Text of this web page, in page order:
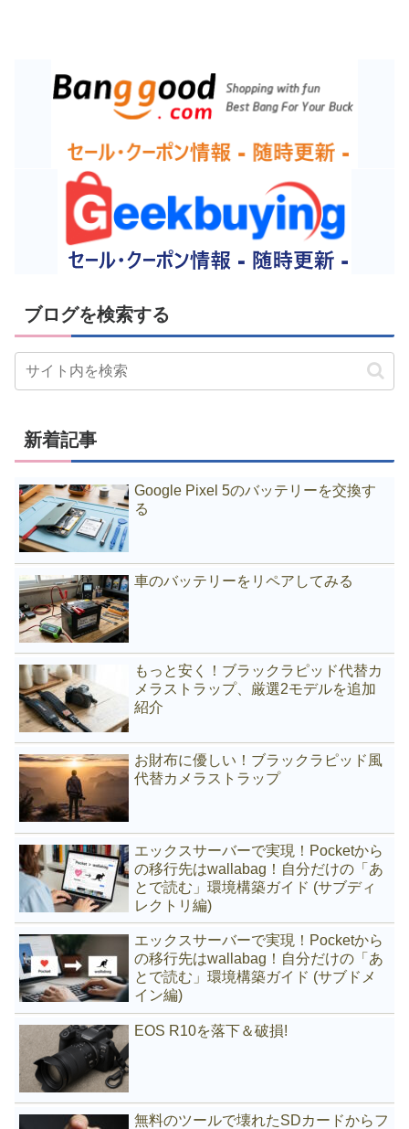
ブログを検索する
新着記事
Google Pixel 5のバッテリーを交換す
る
車のバッテリーをリペアしてみる
もっと安く！ブラックラピッド代替カ
メラストラップ、厳選2モデルを追加
紹介
お財布に優しい！ブラックラピッド風
代替カメラストラップ
エックスサーバーで実現！Pocketから
の移行先はwallabag！自分だけの「あ
とで読む」環境構築ガイド (サブディ
レクトリ編)
エックスサーバーで実現！Pocketから
の移行先はwallabag！自分だけの「あ
とで読む」環境構築ガイド (サブドメ
イン編)
EOS R10を落下＆破損!
無料のツールで壊れたSDカードからフ